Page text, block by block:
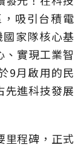
吸引台積電
家隊核心基
、實現工業智
9月啟用的民
先進科技發展
里程碑，正式